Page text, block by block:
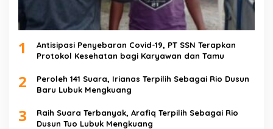
1
Antisipasi Penyebaran Covid-19, PT SSN Terapkan
Protokol Kesehatan bagi Karyawan dan Tamu
2
Peroleh 141 Suara, Irianas Terpilih Sebagai Rio Dusun
Baru Lubuk Mengkuang
3
Raih Suara Terbanyak, Arafiq Terpilih Sebagai Rio
Dusun Tuo Lubuk Mengkuang